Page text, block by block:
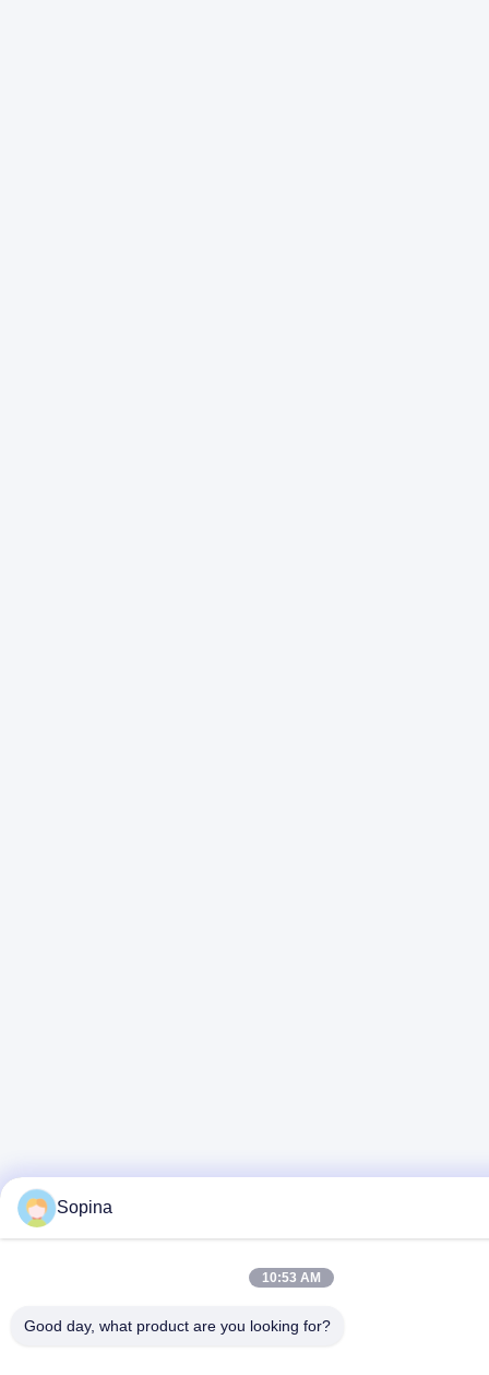
Sopina
10:53 AM
Good day, what product are you looking for?